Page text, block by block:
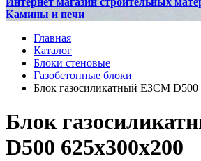
Камины и печи
Главная
Каталог
Блоки стеновые
Газобетонные блоки
Блок газосиликатный ЕЗСМ D500
Блок
D500 625х300х200